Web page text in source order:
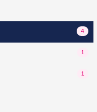
4
1
1